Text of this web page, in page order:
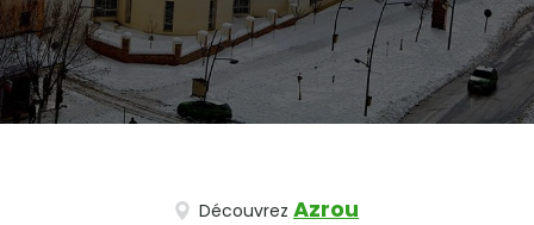
Découvrez Azrou